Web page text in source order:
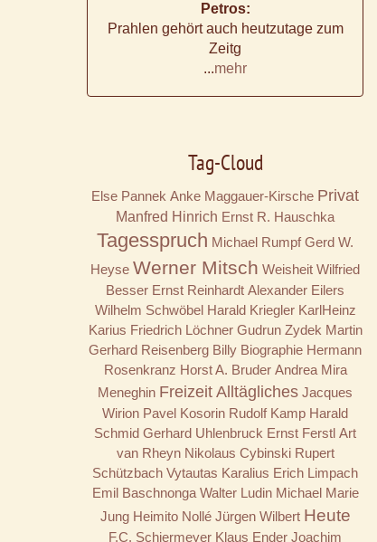
Petros:
Prahlen gehört auch heutzutage zum
Zeitg
...mehr
Tag-Cloud
Else Pannek Anke Maggauer-Kirsche Privat
Manfred Hinrich Ernst R. Hauschka
Tagesspruch Michael Rumpf Gerd W.
Heyse Werner Mitsch Weisheit Wilfried
Besser Ernst Reinhardt Alexander Eilers
Wilhelm Schwöbel Harald Kriegler KarlHeinz
Karius Friedrich Löchner Gudrun Zydek Martin
Gerhard Reisenberg Billy Biographie Hermann
Rosenkranz Horst A. Bruder Andrea Mira
Meneghin FreizeitAlltägliches Jacques
Wirion Pavel Kosorin Rudolf Kamp Harald
Schmid Gerhard Uhlenbruck Ernst Ferstl Art
van Rheyn Nikolaus Cybinski Rupert
Schützbach Vytautas Karalius Erich Limpach
Emil Baschnonga Walter Ludin Michael Marie
Jung Heimito Nollé Jürgen Wilbert Heute
F.C. Schiermeyer Klaus Ender Joachim